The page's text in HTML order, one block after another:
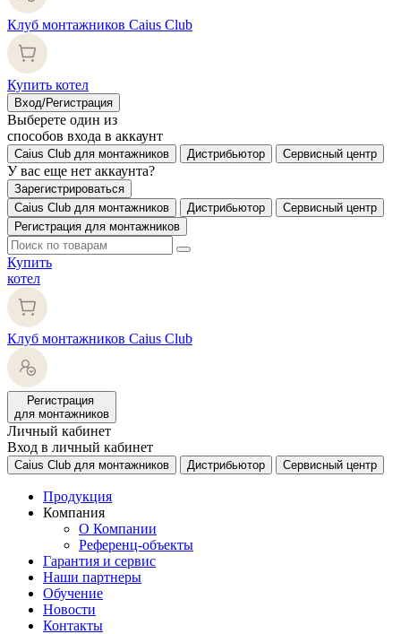
Клуб монтажников Caius Club
Купить котел
Вход/Регистрация
Выберете один из
способов входа в аккаунт
Caius Club для монтажников Дистрибьютор Сервисный центр
У вас еще нет аккаунта?
Зарегистрироваться
Caius Club для монтажников
Дистрибьютор
Сервисный центр
Регистрация для монтажников
Купить
котел
Клуб монтажников Caius Club
Регистрация
для монтажников
Личный кабинет
Вход в личный кабинет
Caius Club для монтажников Дистрибьютор Сервисный центр
Продукция
Компания
О Компании
Референц-объекты
Гарантия и сервис
Наши партнеры
Обучение
Новости
Контакты